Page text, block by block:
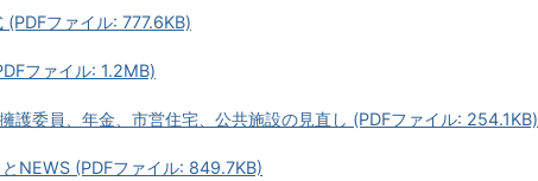
ファイル: 777.6KB)
ファイル: 1.2MB)
護委員、年金、市営住宅、公共施設の見直し (PDFファイル: 254.1KB)
NEWS (PDFファイル: 849.7KB)